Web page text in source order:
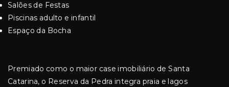
Salões de Festas
Piscinas adulto e infantil
Espaço da Bocha
Premiado como o maior case imobiliário de Santa
Catarina, o Reserva da Pedra integra praia e lagos